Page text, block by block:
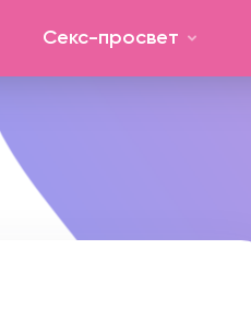
Секс-просвет